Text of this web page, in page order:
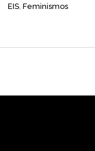
EIS,Feminismos